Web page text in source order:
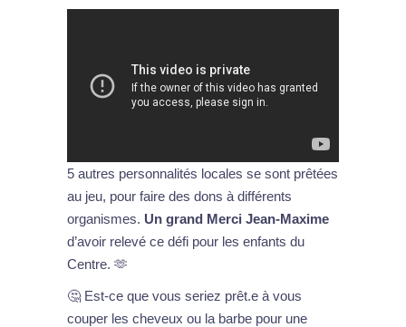
5 autres personnalités locales se sont prêtées
au jeu, pour faire des dons à différents
organismes. Un grand Merci Jean-Maxime
d’avoir relevé ce défi pour les enfants du
Centre. 🫶
🤔 Est-ce que vous seriez prêt.e à vous
couper les cheveux ou la barbe pour une